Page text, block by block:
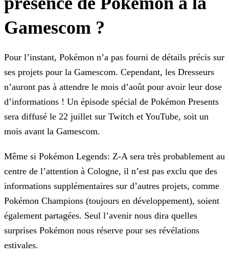
Gamescom ?
Pour l’instant, Pokémon n’a pas fourni de détails précis sur
ses projets pour la Gamescom. Cependant, les Dresseurs
n’auront pas à attendre le mois d’août pour avoir leur dose
d’informations ! Un épisode spécial de Pokémon Presents
sera diffusé le 22 juillet sur Twitch et YouTube, soit un
mois avant la Gamescom.
Même si Pokémon Legends: Z-A sera très probablement au
centre de l’attention à Cologne, il n’est pas exclu que des
informations supplémentaires sur d’autres projets, comme
Pokémon Champions (toujours en développement), soient
également partagées. Seul l’avenir nous dira quelles
surprises Pokémon nous réserve pour ses révélations
estivales.